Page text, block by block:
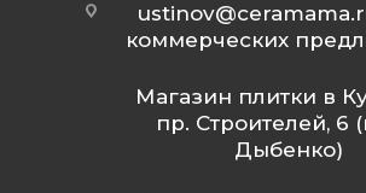
коммерческих
Магазин плитки в
пр. Строителей, 6
Дыбенко)